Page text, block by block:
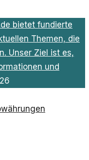
bietet fundierte
Themen, die
Unser Ziel ist es,
und